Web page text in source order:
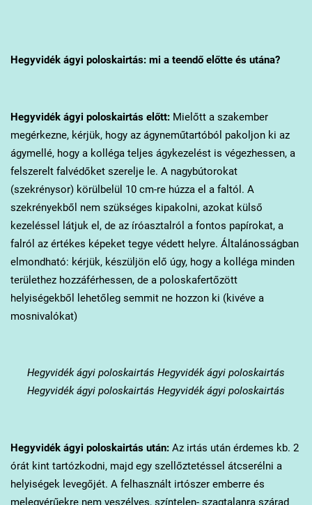
Hegyvidékágyi poloskairtás: mi a teendő előtte és utána?
Hegyvidékágyi poloskairtás előtt:Mielőtt a szakember
megérkezne, kérjük, hogy az ágyneműtartóból pakoljon ki az
ágymellé, hogy a kolléga teljes ágykezelést is végezhessen, a
felszerelt falvédőket szerelje le. A nagybútorokat
(szekrénysor) körülbelül 10 cm-re húzza el a faltól. A
szekrényekből nem szükséges kipakolni, azokat külső
kezeléssel látjuk el, de az íróasztalról a fontos papírokat, a
falról az értékes képeket tegye védett helyre. Általánosságban
elmondható: kérjük, készüljön elő úgy, hogy a kolléga minden
területhez hozzáférhessen, de a poloskafertőzött
helyiségekből lehetőleg semmit ne hozzon ki (kivéve a
mosnivalókat)
Hegyvidékágyi poloskairtás Hegyvidék ágyi poloskairtás
Hegyvidék ágyi poloskairtás Hegyvidék ágyi poloskairtás
Hegyvidékágyi poloskairtás után:Az irtás után érdemes kb. 2
órát kint tartózkodni, majd egy szellőztetéssel átcserélni a
helyiségek levegőjét. A felhasznált irtószer emberre és